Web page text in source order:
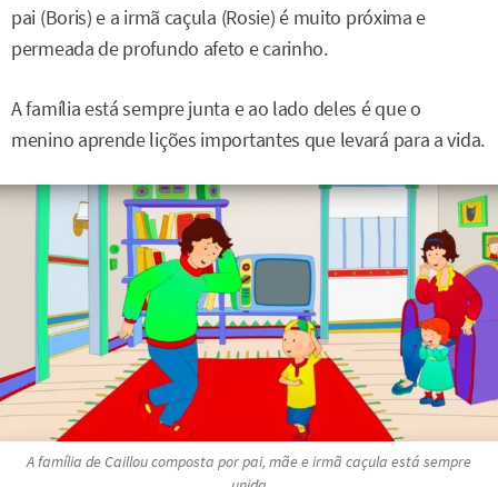
pai (Boris) e a irmã caçula (Rosie) é muito próxima e
permeada de profundo afeto e carinho.
A família está sempre junta e ao lado deles é que o
menino aprende lições importantes que levará para a vida.
A família de Caillou composta por pai, mãe e irmã caçula está sempre